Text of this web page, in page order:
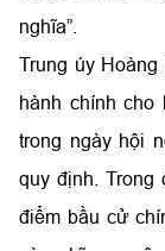
nghĩa”.
Trung úy
hành chính cho
trong ngày hội
quy định. Trong
điểm bầu cử